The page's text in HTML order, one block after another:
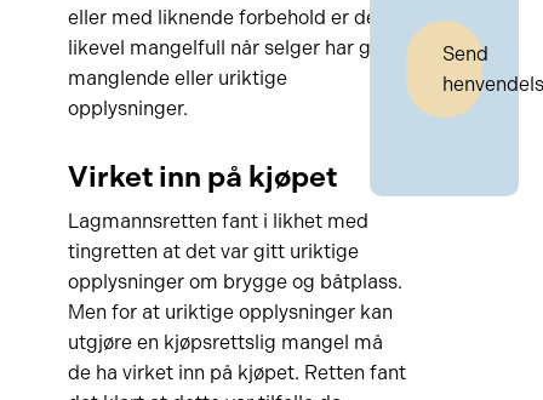
eller med liknende forbehold er den
likevel mangelfull når selger har gitt
manglende eller uriktige
opplysninger.
Virket inn på kjøpet
Lagmannsretten fant i likhet med
tingretten at det var gitt uriktige
opplysninger om brygge og båtplass.
Men for at uriktige opplysninger kan
utgjøre en kjøpsrettslig mangel må
de ha virket inn på kjøpet. Retten fant
Send